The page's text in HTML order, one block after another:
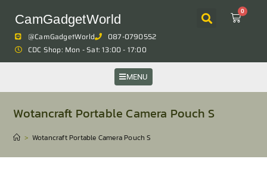
CamGadgetWorld
0
@CamGadgetWorld
087-0790552
CDC Shop: Mon - Sat: 13:00 - 17:00
MENU
Wotancraft Portable Camera Pouch S
> Wotancraft Portable Camera Pouch S